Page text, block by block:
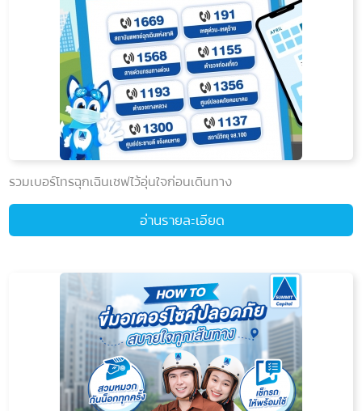
รวมเบอร์โทรฉุกเฉินเซฟไว้อุ่นใจก่อนเดินทาง
อ่านรายละเอียด